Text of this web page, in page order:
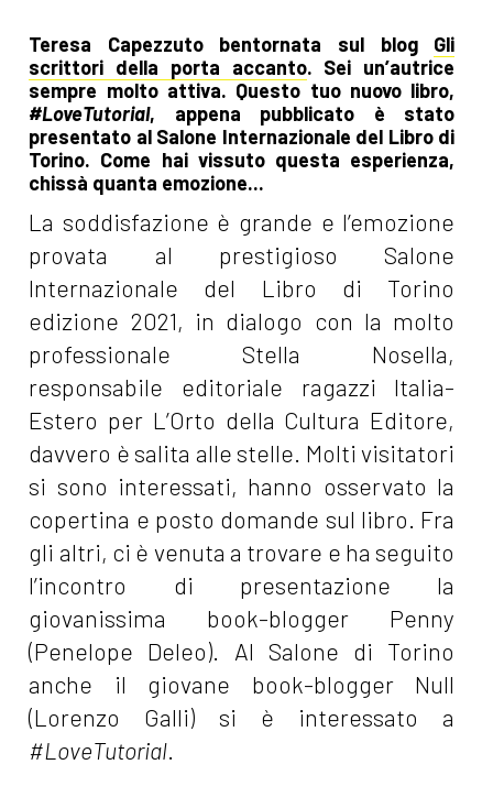
Teresa Capezzuto bentornata sul blog Gli
scrittori della porta accanto. Sei un’autrice
sempre molto attiva. Questo tuo nuovo libro,
#LoveTutorial, appena pubblicato è stato
presentato al Salone Internazionale del Libro di
Torino. Come hai vissuto questa esperienza,
chissà quanta emozione...
La soddisfazione è grande e l’emozione
provata al prestigioso Salone
Internazionale del Libro di Torino
edizione 2021, in dialogo con la molto
professionale Stella Nosella,
responsabile editoriale ragazzi Italia-
Estero per L’Orto della Cultura Editore,
davvero è salita alle stelle. Molti visitatori
si sono interessati, hanno osservato la
copertina e posto domande sul libro. Fra
gli altri, ci è venuta a trovare e ha seguito
l’incontro di presentazione la
giovanissima book-blogger Penny
(Penelope Deleo). Al Salone di Torino
anche il giovane book-blogger Null
(Lorenzo Galli) si è interessato a
#LoveTutorial